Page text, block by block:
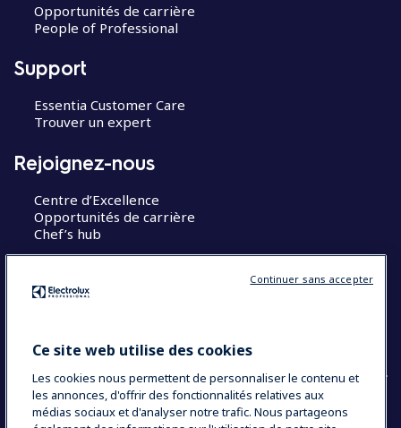
Opportunités de carrière
People of Professional
Support
Essentia Customer Care
Trouver un expert
Rejoignez-nous
Centre d’Excellence
Opportunités de carrière
Chef’s hub
Ce site web utilise des cookies
Les cookies nous permettent de personnaliser le contenu et
les annonces, d'offrir des fonctionnalités relatives aux
médias sociaux et d'analyser notre trafic. Nous partageons
Continuer sans accepter